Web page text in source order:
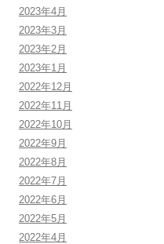
2023年4月
2023年3月
2023年2月
2023年1月
2022年12月
2022年11月
2022年10月
2022年9月
2022年8月
2022年7月
2022年6月
2022年5月
2022年4月